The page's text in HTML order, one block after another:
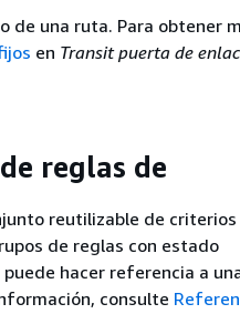
de una ruta. Para obtener
en Transit puerta de
reglas de
reutilizable de criterios
de reglas con estado
hacer referencia a
consulte